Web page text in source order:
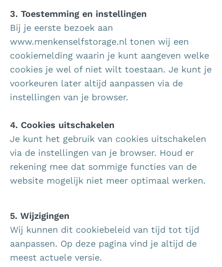
3. Toestemming en instellingen
Bij je eerste bezoek aan
www.menkenselfstorage.nl tonen wij een
cookiemelding waarin je kunt aangeven welke
cookies je wel of niet wilt toestaan. Je kunt je
voorkeuren later altijd aanpassen via de
instellingen van je browser.
4. Cookies uitschakelen
Je kunt het gebruik van cookies uitschakelen
via de instellingen van je browser. Houd er
rekening mee dat sommige functies van de
website mogelijk niet meer optimaal werken.
5. Wijzigingen
Wij kunnen dit cookiebeleid van tijd tot tijd
aanpassen. Op deze pagina vind je altijd de
meest actuele versie.